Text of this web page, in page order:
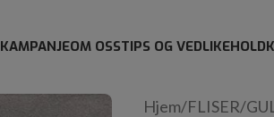
KAMPANJEOM OSSTIPS OG VEDLIKEHOLD
Hjem/FLISER/